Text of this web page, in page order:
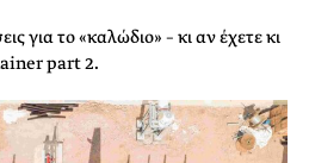
για το «καλώδιο» – κι αν έχετε κι
part 2.